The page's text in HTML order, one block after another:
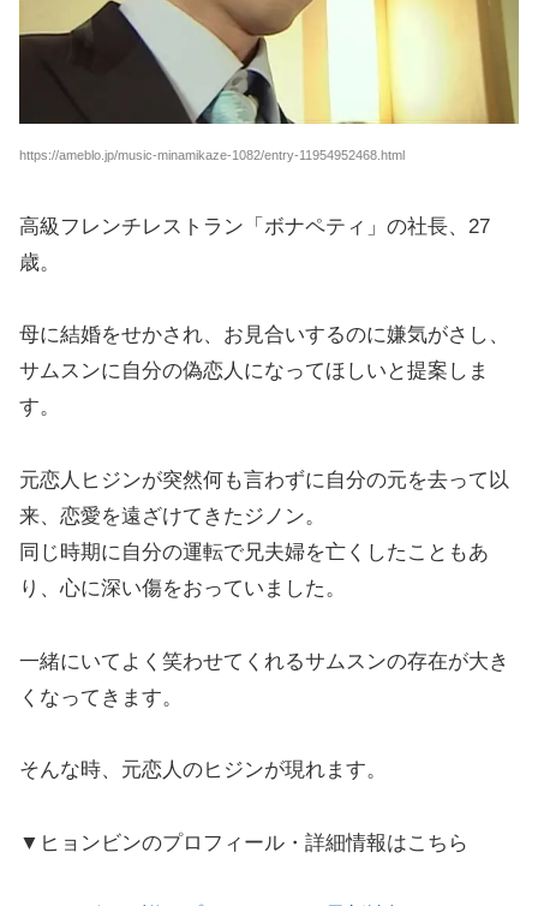
https://ameblo.jp/music-minamikaze-1082/entry-11954952468.html
高級フレンチレストラン「ボナペティ」の社長、27
歳。
母に結婚をせかされ、お見合いするのに嫌気がさし、
サムスンに自分の偽恋人になってほしいと提案しま
す。
元恋人ヒジンが突然何も言わずに自分の元を去って以
来、恋愛を遠ざけてきたジノン。
同じ時期に自分の運転で兄夫婦を亡くしたこともあ
り、心に深い傷をおっていました。
一緒にいてよく笑わせてくれるサムスンの存在が大き
くなってきます。
そんな時、元恋人のヒジンが現れます。
▼ヒョンビンのプロフィール・詳細情報はこちら